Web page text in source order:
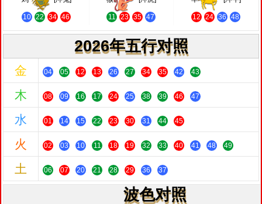
10 22 34 46 11 23 35 47 12 24 36 48
2026年五行对照
金 04 05 12 13 26 27 34 35 42 43
木 08 09 16 17 24 25 38 39 46 47
水 01 14 15 22 23 30 31 44 45
火 02 03 10 11 18 19 32 33 40 41 48 49
土 06 07 20 21 28 29 36 37
波色对照